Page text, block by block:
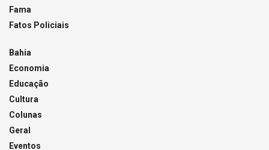
Fama
Fatos Policiais
Bahia
Economia
Educação
Cultura
Colunas
Geral
Eventos